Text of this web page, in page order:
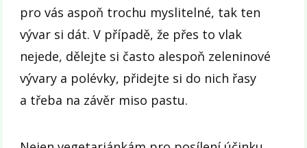
pro vás aspoň trochu myslitelné, tak ten
vývar si dát. V případě, že přes to vlak
nejede, dělejte si často alespoň zeleninové
vývary a polévky, přidejte si do nich řasy
a třeba na závěr miso pastu.